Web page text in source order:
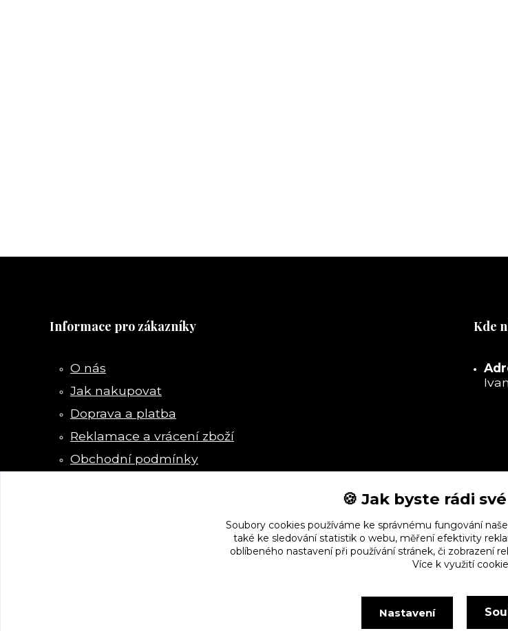
Informace pro zákazníky
O nás
Jak nakupovat
Doprava a platba
Reklamace a vrácení zboží
Obchodní podmínky
Kde
🍪 Jak byste rádi
Soubory cookies používáme ke správnému fungování
také ke sledování statistik o webu, měření efektivity
oblíbeného nastavení při používání stránek, či zobrazení
Více k využití
Nastavení